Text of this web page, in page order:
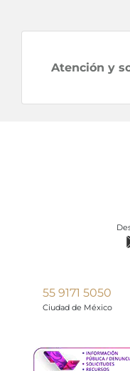
Atención y
55 9171 5050
Ciudad de México